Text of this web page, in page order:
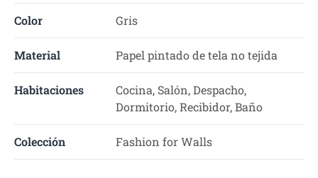
Color Gris
Material Papel pintado de tela no tejida
Habitaciones
Cocina, Salón, Despacho,
Dormitorio, Recibidor, Baño
Colección Fashion for Walls